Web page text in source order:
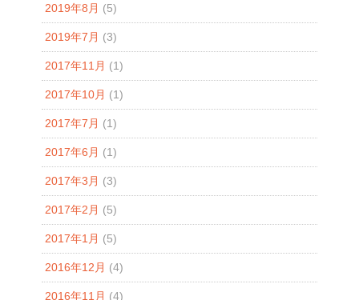
2019年8月 (5)
2019年7月 (3)
2017年11月 (1)
2017年10月 (1)
2017年7月 (1)
2017年6月 (1)
2017年3月 (3)
2017年2月 (5)
2017年1月 (5)
2016年12月 (4)
2016年11月 (4)